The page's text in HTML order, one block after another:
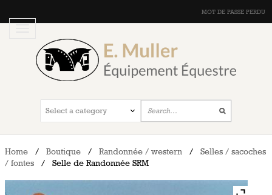
MOT DE PASSE PERDU
Home / Boutique / Randonnée / western /
Selles / sacoches
/ fontes
/ Selle de Randonnée SRM